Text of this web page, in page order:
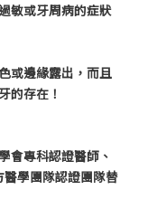
敏或牙周病的症狀
或邊緣露出，而且
的存在！
會專科認證醫師、
學團隊認證團隊替